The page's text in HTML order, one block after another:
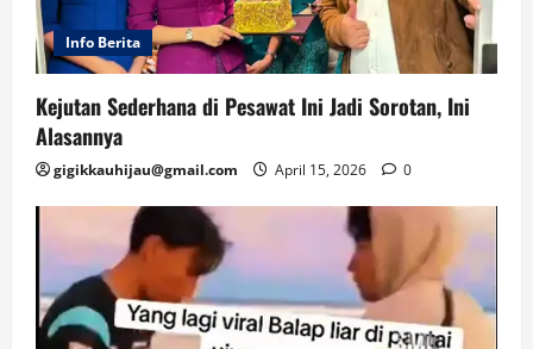
Info Berita
Kejutan Sederhana di Pesawat Ini Jadi Sorotan, Ini
Alasannya
gigikkauhijau@gmail.com April 15, 2026 0